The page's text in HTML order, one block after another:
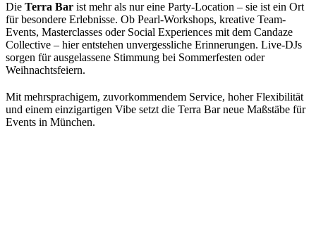
Die Terra Bar ist mehr als nur eine Party-Location – sie ist ein Ort
für besondere Erlebnisse. Ob Pearl-Workshops, kreative Team-
Events, Masterclasses oder Social Experiences mit dem Candaze
Collective – hier entstehen unvergessliche Erinnerungen. Live-DJs
sorgen für ausgelassene Stimmung bei Sommerfesten oder
Weihnachtsfeiern.
Mit mehrsprachigem, zuvorkommendem Service, hoher Flexibilität
und einem einzigartigen Vibe setzt die Terra Bar neue Maßstäbe für
Events in München.